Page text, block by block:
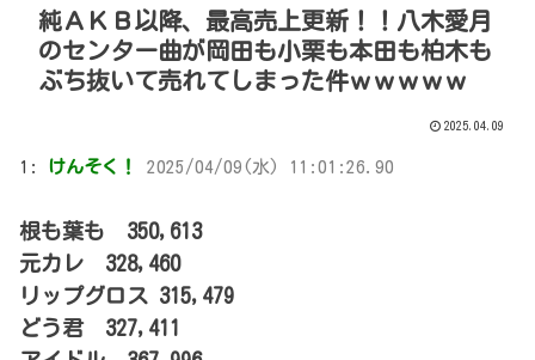
純ＡＫＢ以降、最高売上更新！！八木愛月
のセンター曲が岡田も小栗も本田も柏木も
ぶち抜いて売れてしまった件ｗｗｗｗｗ
2025.04.09
1: けんそく！ 2025/04/09(水) 11:01:26.90
根も葉も 350,613
元カレ 328,460
リップグロス 315,479
どう君 327,411